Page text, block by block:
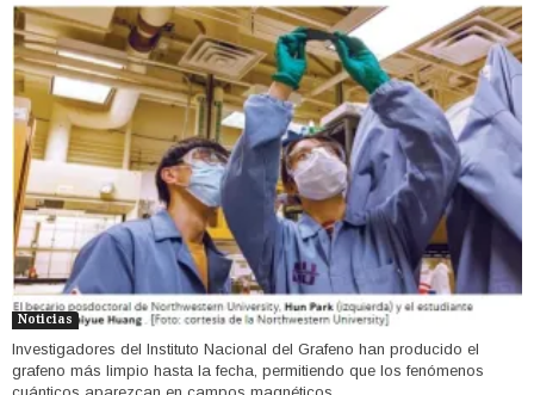
Noticias
Investigadores del Instituto Nacional del Grafeno han producido el
grafeno más limpio hasta la fecha, permitiendo que los fenómenos